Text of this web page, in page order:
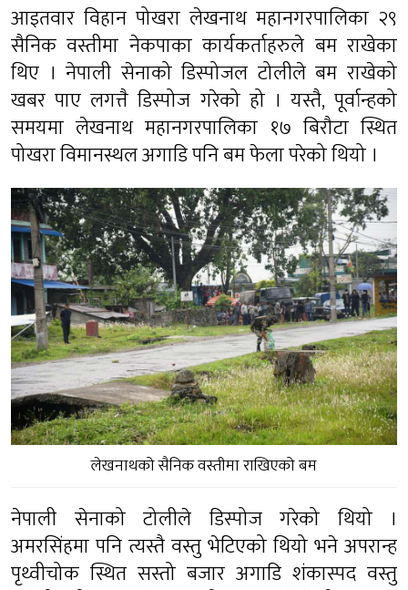
आइतवार विहान पोखरा लेखनाथ महानगरपालिका २९
सैनिक वस्तीमा नेकपाका कार्यकर्ताहरुले बम राखेका
थिए । नेपाली सेनाको डिस्पोजल टोलीले बम राखेको
खबर पाए लगत्तै डिस्पोज गरेको हो । यस्तै, पूर्वान्हको
समयमा लेखनाथ महानगरपालिका १७ बिरौटा स्थित
पोखरा विमानस्थल अगाडि पनि बम फेला परेको थियो ।
लेखनाथको सैनिक वस्तीमा राखिएको बम
नेपाली सेनाको टोलीले डिस्पोज गरेको थियो ।
अमरसिंहमा पनि त्यस्तै वस्तु भेटिएको थियो भने अपरान्ह
पृथ्वीचोक स्थित सस्तो बजार अगाडि शंकास्पद वस्तु